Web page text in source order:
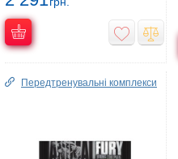
Передтренувальні комплекси